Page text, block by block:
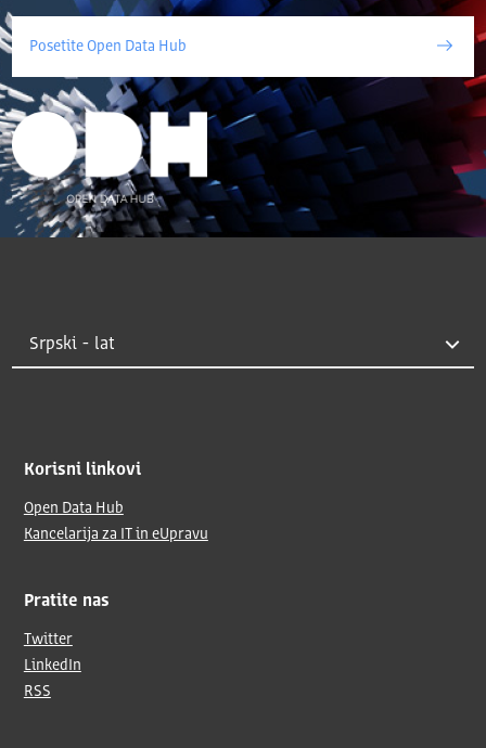
Posetite Open Data Hub
Korisni linkovi
Open Data Hub
Kancelarija za IT in eUpravu
Pratite nas
Twitter
LinkedIn
RSS